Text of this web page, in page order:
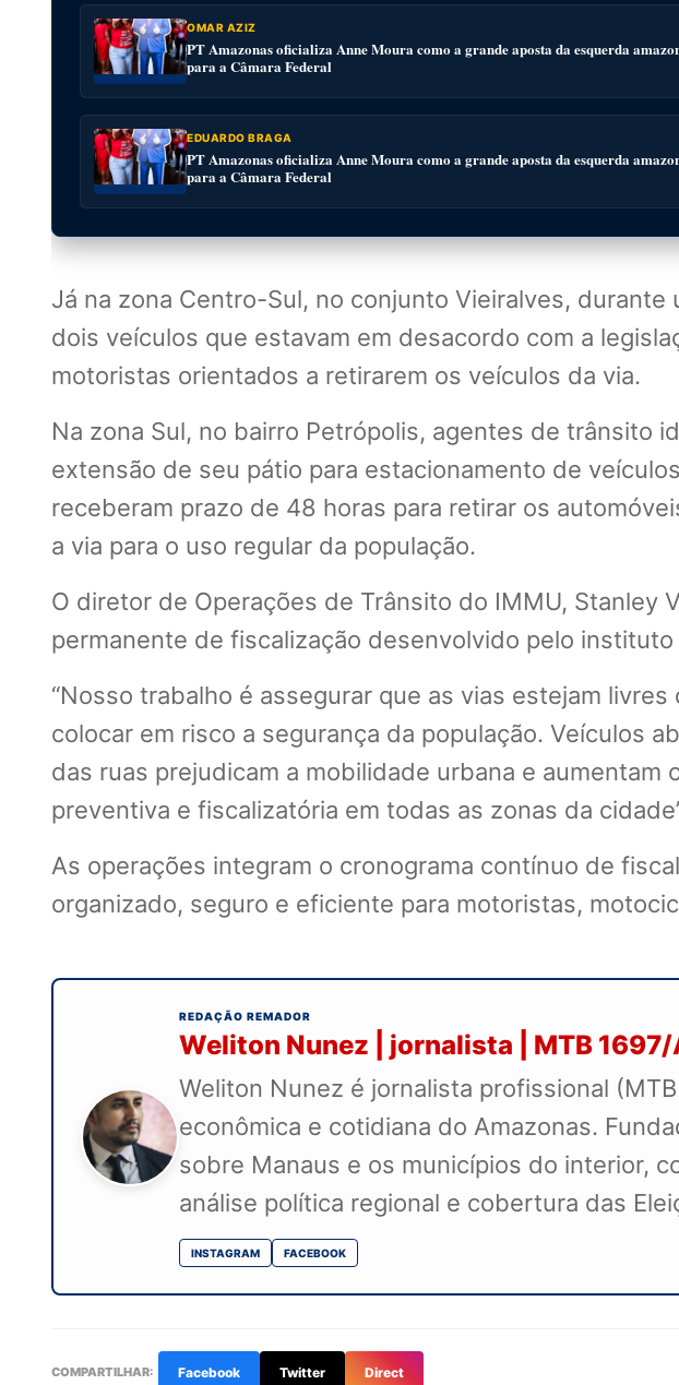
OMAR AZIZ
PT Amazonas oficializa Anne Moura como a grande aposta da esquerda
para a Câmara Federal
EDUARDO BRAGA
PT Amazonas oficializa Anne Moura como a grande aposta da esquerda
para a Câmara Federal
Já na zona Centro-Sul, no conjunto Vieiralves,
dois veículos que estavam em desacordo com a
motoristas orientados a retirarem os veículos da via.
Na zona Sul, no bairro Petrópolis, agentes de trânsito
extensão de seu pátio para estacionamento de
receberam prazo de 48 horas para retirar os
a via para o uso regular da população.
O diretor de Operações de Trânsito do IMMU,
permanente de fiscalização desenvolvido pelo
“Nosso trabalho é assegurar que as vias estejam
colocar em risco a segurança da população. Veículos
das ruas prejudicam a mobilidade urbana e
preventiva e fiscalizatória em todas as zonas da
As operações integram o cronograma contínuo de
organizado, seguro e eficiente para motoristas,
REDAÇÃO REMADOR
Weliton Nunez | jornalista | MTB 1697/
Weliton Nunez é jornalista profissional
econômica e cotidiana do Amazonas.
sobre Manaus e os municípios do interior,
análise política regional e cobertura das
INSTAGRAM FACEBOOK
COMPARTILHAR: Facebook Twitter Direct